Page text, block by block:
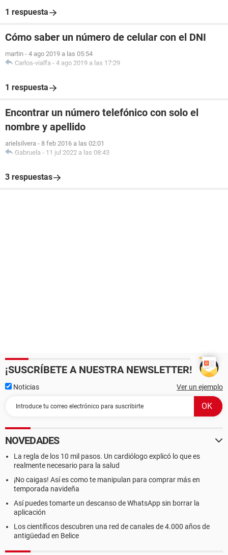
1 respuesta
Cómo saber un número de celular con el DNI
martin - 4 ago 2019 a las 05:54
Carlos-vialfa - 4 ago 2019 a las 17:29
1 respuesta
Encontrar un número telefónico con solo el
nombre y apellido
arielsilvera - 8 feb 2016 a las 02:01
Gabruela - 11 jul 2022 a las 08:43
3 respuestas
¡SUSCRÍBETE A NUESTRA NEWSLETTER!
Noticias Ver un ejemplo
NOVEDADES
La regla de los 10 mil pasos. Un cardiólogo explicó lo que es
realmente necesario para la salud
¡No caigas! Así es como te manipulan para comprar más en
temporada navideña
Así puedes tomarte un descanso de WhatsApp sin borrar la
aplicación
Los científicos descubren una red de canales de 4.000 años de
antigüedad en Belice